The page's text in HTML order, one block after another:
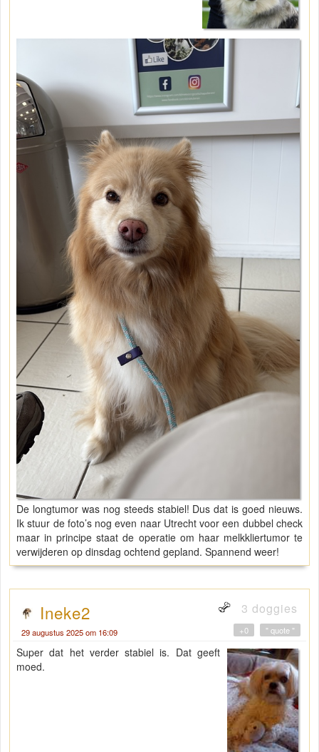
De longtumor was nog steeds stabiel! Dus dat is goed nieuws.
Ik stuur de foto’s nog even naar Utrecht voor een dubbel check
maar in principe staat de operatie om haar melkkliertumor te
verwijderen op dinsdag ochtend gepland. Spannend weer!
Ineke2 3 doggies
29 augustus 2025 om 16:09 " quote "
+0
Super dat het verder stabiel is. Dat geeft
moed.